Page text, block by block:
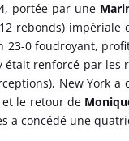
portée par une
rebonds) impériale
23-0 foudroyant,
était renforcé par les
New York
le retour de
a concédé une